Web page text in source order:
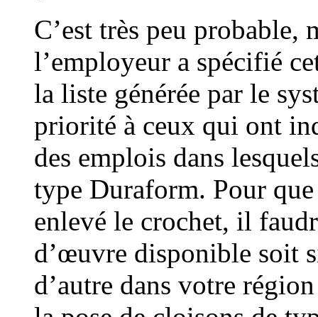
C’est très peu probable,
l’employeur a spécifié
la liste générée par le
priorité à ceux qui ont
des emplois dans
type Duraform. Pour
enlevé le crochet, il
d’œuvre disponible soit
d’autre dans votre